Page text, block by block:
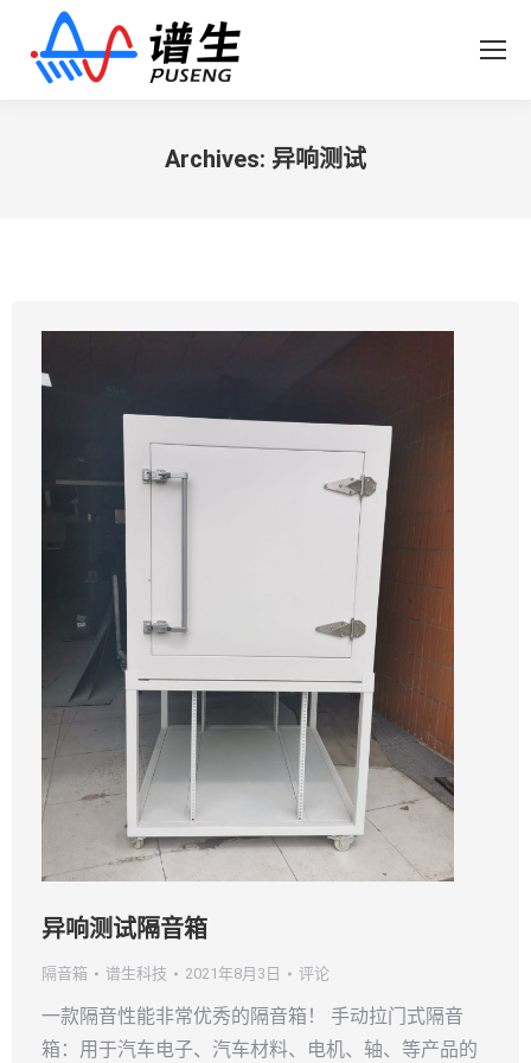
Archives: 异响测试
异响测试隔音箱
隔音箱 谱生科技 2021年8月3日 评论
一款隔音性能非常优秀的隔音箱！ 手动拉门式隔音
箱：用于汽车电子、汽车材料、电机、轴、等产品的